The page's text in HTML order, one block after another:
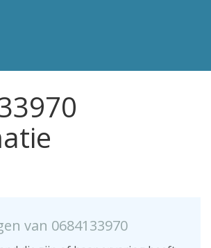
van 0684133970